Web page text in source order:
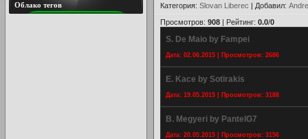
Категория: Slovan Liberec | Добавил:
Просмотров: 908 | Рейтинг: 0.0/0
S. De Maio by Fampei
Дата: 02.06.2015 | Просмотров: 2686
E. Kace by Sotirakis
Дата: 19.05.2015 | Просмотров: 3188
B. Megyeri by PantelG7
Дата: 20.05.2015 | Просмотров: 3156
Облако тегов